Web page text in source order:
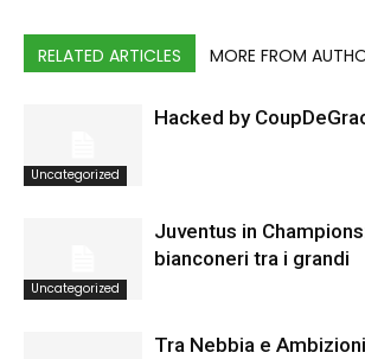
RELATED ARTICLES MORE FROM
Uncategorized
Hacked by
Uncategorized
Juventus in
bianconeri tra i grandi
Tra Nebbia e